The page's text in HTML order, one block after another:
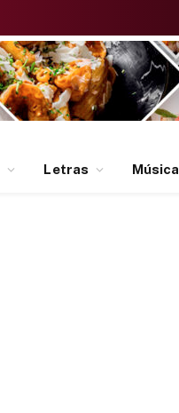
Letras Música